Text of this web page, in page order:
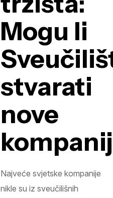
Mogu li
stvarati
nove
Najveće svjetske kompanije
nikle su iz sveučilišnih